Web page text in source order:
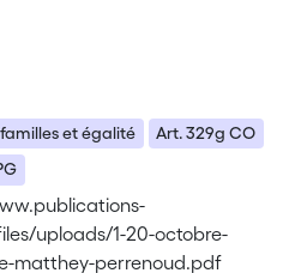
et égalité
Art. 329g CO
uploads/1-20-octobre-
matthey-perrenoud.pdf